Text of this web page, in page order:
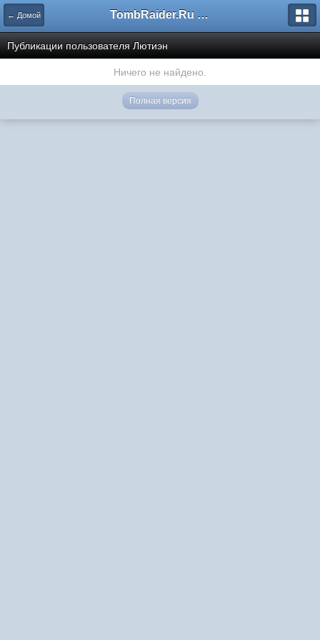
← Домой TombRaider.Ru - Форумы
Публикации пользователя Лютиэн
Ничего не найдено.
Полная версия